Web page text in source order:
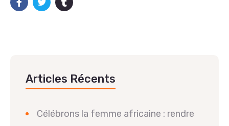
Articles Récents
Célébrons la femme africaine : rendre